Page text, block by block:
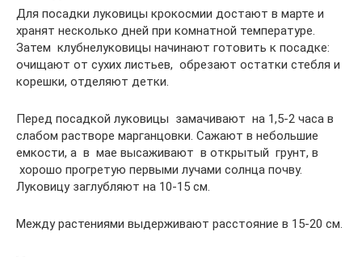
Для посадки луковицы крокосмии достают в марте и
хранят несколько дней при комнатной температуре.
Затем клубнелуковицы начинают готовить к посадке:
очищают от сухих листьев, обрезают остатки стебля и
корешки, отделяют детки.
Перед посадкой луковицы замачивают на 1,5-2 часа в
слабом растворе марганцовки. Сажают в небольшие
емкости, а в мае высаживают в открытый грунт, в
хорошо прогретую первыми лучами солнца почву.
Луковицу заглубляют на 10-15 см.
Между растениями выдерживают расстояние в 15-20 см.